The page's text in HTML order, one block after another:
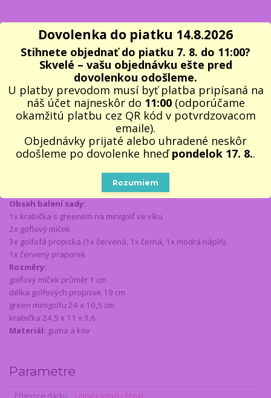
Kompletné špecifikácie
Originální pera v designu golfových holí MINIGOLF jsou skvělý
dárkem pro hravého muže golfistu, který tráví hodně času v
kanceláři. Je to i vhodný dárek pro muže manažera nebo
podnikatele na odreagování od stresu. Set golfových per je
dodáván v černé kartonové krabičce, kde ve víku je zelený green
(minigolf) s dvěmi jamkami. Určitě se stane nepřehlédnutelným na
každém pracovním stole, kde ho budo všichni kolegové a kolegyně
obdivovat. Na greenu ve víku si lze i zahrát minigolf. Tuto sadu
golfových propisek - MINIGOLF doporučujeme jako originálním a
Obsah balení sady:
1x krabička s greenem na minigolf ve víku
2x goflový míček
3x golfofá propiska (1x červená, 1x černá, 1x modrá náplň)
1x červený praporek
Rozměry:
golfový míček průměr 1 cm
délka golfových propisek 19 cm
green minigolfu 24 x 10,5 cm
krabička 24,5 x 11 x 3,6
Materiál: guma a kov
Parametre
Dovolenka do piatku 14.8.2026
Stihnete objednať do piatku 7. 8. do 11:00?
Skvelé – vašu objednávku ešte pred
dovolenkou odošleme.
U platby prevodom musí byť platba pripísaná na
náš účet najneskôr do 11:00(odporúčame
okamžitú platbu cez QR kód v potvrdzovacom
emaile).
Objednávky prijaté alebo uhradené neskôr
odošleme po dovolenke hneďpondelok 17. 8..
Rozumiem